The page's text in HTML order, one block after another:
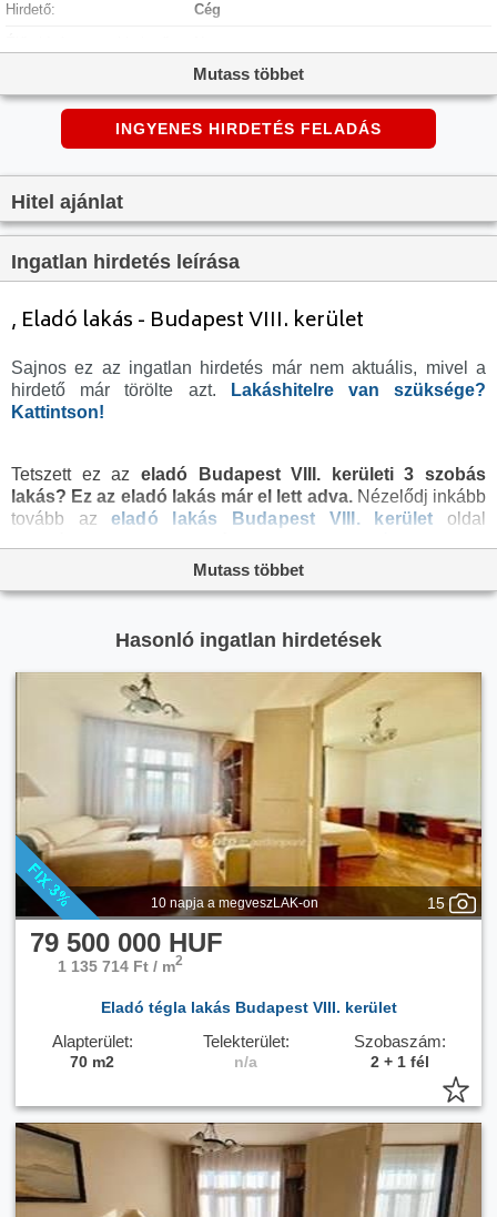
Hirdető:
Cég
3
nincs megadva
Hány szintes az ingatlan:
Komfortosság:
nincs megadva
Hányadik emeleti:
Parkolási lehetőség:
Fűtés:
Házközponti
Fényviszony:
nincs megadva
Tájolás:
Internet:
nincs megadva
Klíma:
Van
nincs megadva
nincs megadva
Gáz:
nincs megadva
nincs megadva
Mutass többet
INGYENES HIRDETÉS FELADÁS
Hitel ajánlat
Ingatlan hirdetés leírása
, Eladó lakás - Budapest VIII. kerület
Sajnos ez az ingatlan hirdetés már nem aktuális, mivel a
hirdető már törölte azt.
Lakáshitelre van szüksége?
Kattintson!
Tetszett ez az eladó Budapest VIII. kerületi 3 szobás
lakás? Ez az eladó lakás már el lett adva.Nézelődj inkább
tovább azeladó lakás Budapest VIII. kerület oldal
oldalra, hátha még ma megtalálod álmaid otthonát a
böngészhetsz. Az összes
eladó budapesti lakás
tartalmazó oldalon, pedig több ezer lakás között tudsz
böngészni.
Mutass többet
Hasonló ingatlan hirdetések
10 napja a megveszLAK-on 15
79 500 000 HUF
1 135 714 Ft / m2
Eladó tégla lakás Budapest VIII. kerület
Alapterület: Telekterület: Szobaszám:
70 m2 n/a 2 + 1 fél